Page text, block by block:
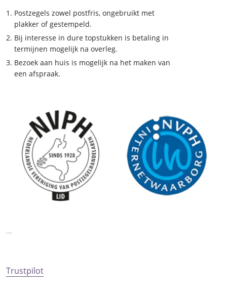
Postzegels zowel postfris, ongebruikt met
plakker of gestempeld.
Bij interesse in dure topstukken is betaling in
termijnen mogelijk na overleg.
Bezoek aan huis is mogelijk na het maken van
een afspraak.
Trustpilot